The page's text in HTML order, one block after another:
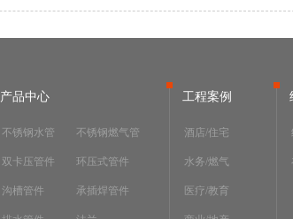
产品中心
不锈钢水管 不锈钢燃气管
双卡压管件 环压式管件
沟槽管件 承插焊管件
工程案例
酒店/住宅
水务/燃气
医疗/教育